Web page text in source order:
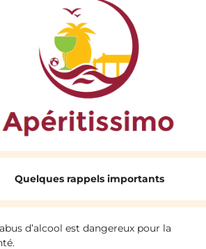
Quelques rappels importants
d’alcool est dangereux pour la